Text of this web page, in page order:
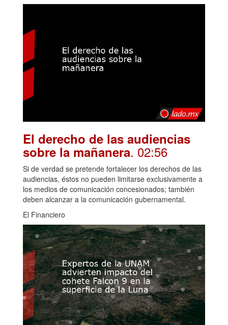
El derecho de las audiencias
sobre la mañanera. 02:56
Si de verdad se pretende fortalecer los derechos de las
audiencias, éstos no pueden limitarse exclusivamente a
los medios de comunicación concesionados; también
deben alcanzar a la comunicación gubernamental.
El Financiero